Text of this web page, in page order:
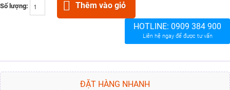
Số lượng: Thêm vào giỏ
HOTLINE: 0909 384 900
Liên hệ ngay để được tư vấn
ĐẶT HÀNG NHANH